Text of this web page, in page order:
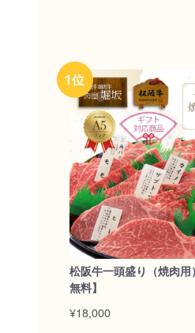
松阪牛一頭盛り（焼肉
無料】
¥18,000